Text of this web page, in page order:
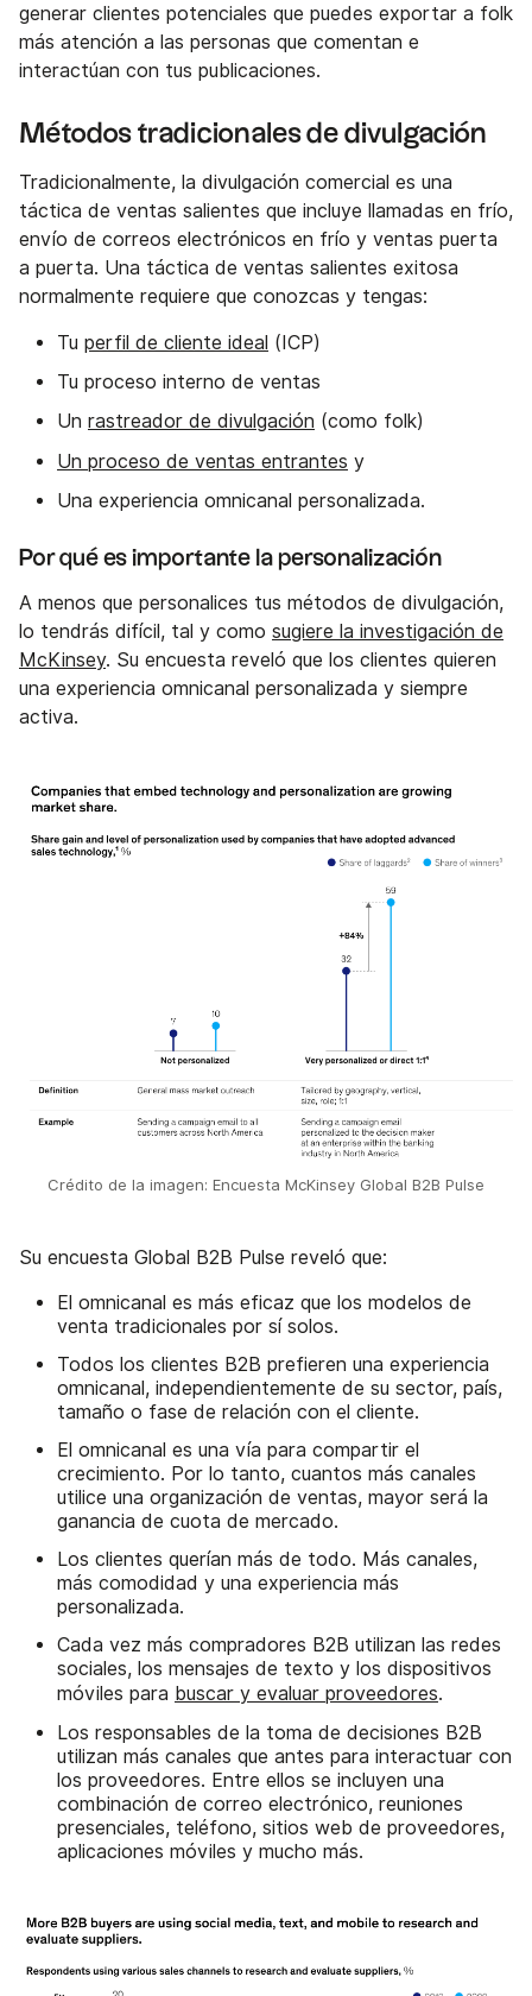
generar clientes potenciales que puedes exportar a folk
más atención a las personas que comentan e
interactúan con tus publicaciones.
Métodos tradicionales de divulgación
Tradicionalmente, la divulgación comercial es una
táctica de ventas salientes que incluye llamadas en frío,
envío de correos electrónicos en frío y ventas puerta
a puerta. Una táctica de ventas salientes exitosa
normalmente requiere que conozcas y tengas:
Tu perfil de cliente ideal (ICP)
Tu proceso interno de ventas
Un rastreador de divulgación (como folk)
Un proceso de ventas entrantes y
Una experiencia omnicanal personalizada.
Por qué es importante la personalización
A menos que personalices tus métodos de divulgación,
lo tendrás difícil, tal y como sugiere la investigación de
McKinsey. Su encuesta reveló que los clientes quieren
una experiencia omnicanal personalizada y siempre
activa.
Crédito de la imagen: Encuesta McKinsey Global B2B Pulse
Su encuesta Global B2B Pulse reveló que:
El omnicanal es más eficaz que los modelos de
venta tradicionales por sí solos.
Todos los clientes B2B prefieren una experiencia
omnicanal, independientemente de su sector, país,
tamaño o fase de relación con el cliente.
El omnicanal es una vía para compartir el
crecimiento. Por lo tanto, cuantos más canales
utilice una organización de ventas, mayor será la
ganancia de cuota de mercado.
Los clientes querían más de todo. Más canales,
más comodidad y una experiencia más
personalizada.
Cada vez más compradores B2B utilizan las redes
sociales, los mensajes de texto y los dispositivos
móviles para buscar y evaluar proveedores.
Los responsables de la toma de decisiones B2B
utilizan más canales que antes para interactuar con
los proveedores. Entre ellos se incluyen una
combinación de correo electrónico, reuniones
presenciales, teléfono, sitios web de proveedores,
aplicaciones móviles y mucho más.